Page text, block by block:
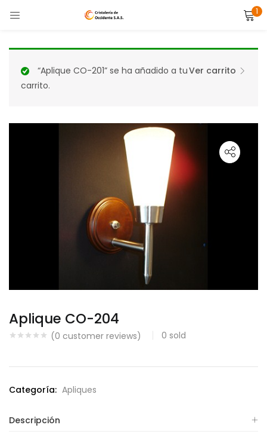
1
LOGIN
Lost password?
Ver carrito
“Aplique CO-201” se ha añadido a tu
carrito.
Aplique CO-204
(0 customer reviews) 0 sold
Categoría: Apliques
Descripción